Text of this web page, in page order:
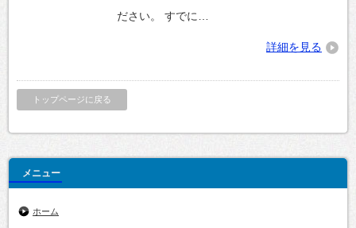
ださい。 すでに…
詳細を見る
トップページに戻る
メニュー
ホーム